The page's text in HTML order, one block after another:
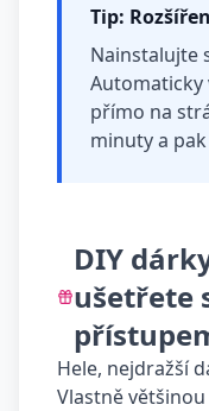
Tip:
Nainstalujte
Automaticky
přímo na
minuty a
DIY
ušetřete
Hele, nejdražší
Vlastně